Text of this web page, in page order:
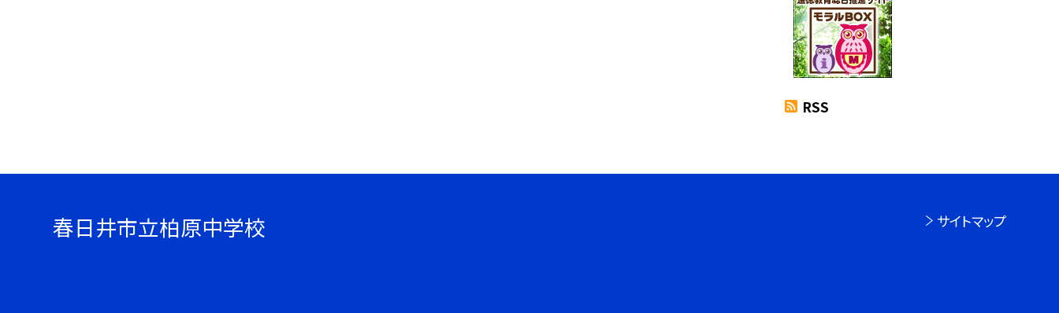
RSS
春日井市立柏原中学校 サイトマップ